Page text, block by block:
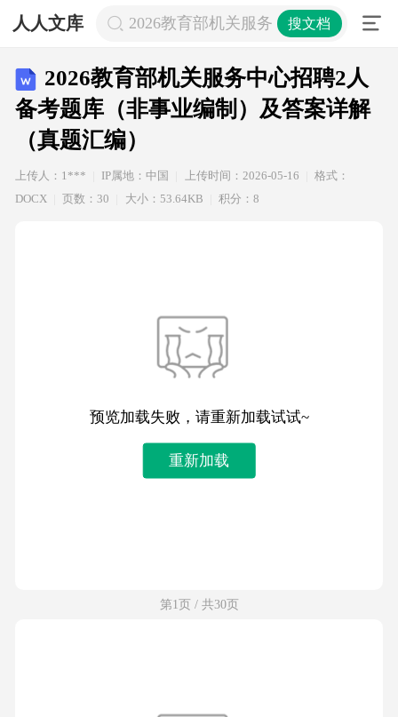
人人文库 2026教育部机关服务中心招聘2人备
搜文档
2026教育部机关服务中心招聘2人
备考题库（非事业编制）及答案详解
（真题汇编）
上传人：1*** IP属地：中国 上传时间：2026-05-16
格式：
DOCX
页数：30 大小：53.64KB 积分：8
预览加载失败，请重新加载试试~
重新加载
第1页 / 共30页